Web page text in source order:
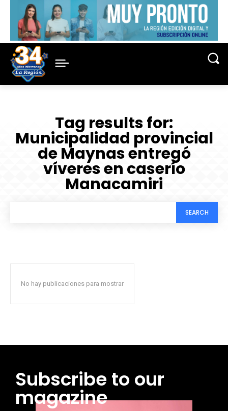
Tag results for:
Municipalidad provincial
de Maynas entregó
víveres en caserío
Manacamiri
SEARCH
No hay publicaciones para mostrar
Subscribe to our
magazine